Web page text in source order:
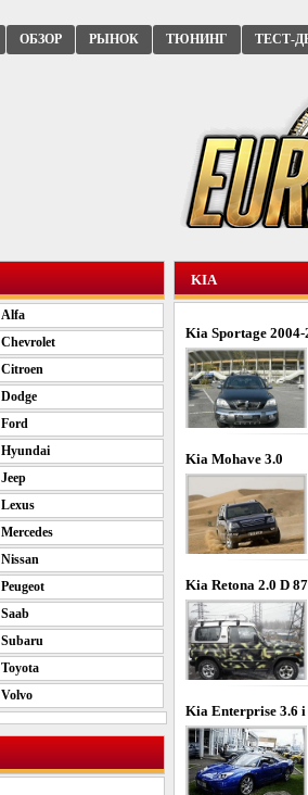
ОБЗОР РЫНОК ТЮНИНГ ТЕСТ-
KIA
Kia Sportage
Kia Mohave 3.0
Kia Retona 2.0 D
Kia Enterprise 3.6 i
Alfa
Chevrolet
Citroen
Dodge
Ford
Hyundai
Jeep
Lexus
Mercedes
Nissan
Peugeot
Saab
Subaru
Toyota
Volvo